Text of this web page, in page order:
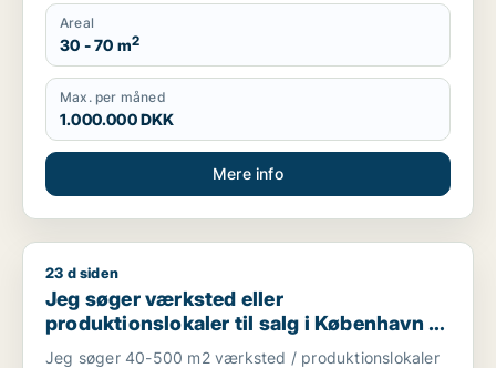
Areal
30 - 70 m2
Max. per måned
1.000.000 DKK
Mere info
Jeg søger værksted eller produktionslokaler til salg i
23 d siden
Jeg søger værksted eller
produktionslokaler til salg i København K,
Vesterbro eller Frederiksberg m.fl.
Jeg søger 40-500 m2 værksted / produktionslokaler